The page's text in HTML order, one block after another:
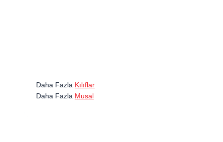
Daha Fazla Kılıflar
Daha Fazla Musal